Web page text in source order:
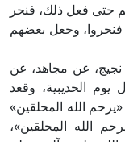
حتى فعل ذلك، فنحر
فنحروا، وجعل بعضهم
نجيج، عن مجاهد، عن
الحديبية، وقعد
الله المحلقين»
الله المحلقين»،